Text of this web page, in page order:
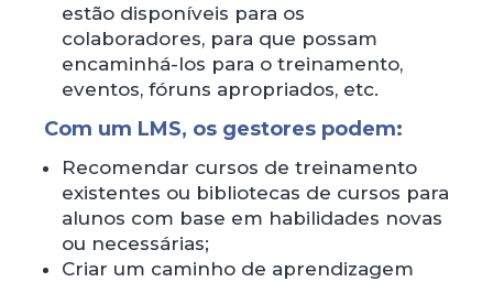
estão disponíveis para os
colaboradores, para que possam
encaminhá-los para o treinamento,
eventos, fóruns apropriados, etc.
Com um LMS, os gestores podem:
Recomendar cursos de treinamento
existentes ou bibliotecas de cursos para
alunos com base em habilidades novas
ou necessárias;
Criar um caminho de aprendizagem